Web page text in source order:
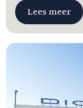
Lees meer